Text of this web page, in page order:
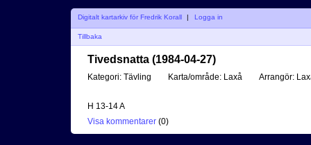
Digitalt kartarkiv för Fredrik Korall | Logga in
Tillbaka
Tivedsnatta (1984-04-27)
Kategori: Tävling Karta/område: Laxå Arrangör:
H 13-14 A
Visa kommentarer (0)